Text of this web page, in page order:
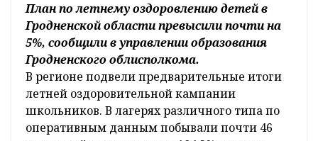
План по летнему оздоровлению детей в
Гродненской области превысили почти на
5%, сообщили в управлении образования
Гродненского облисполкома.
В регионе подвели предварительные итоги
летней оздоровительной кампании
школьников. В лагерях различного типа по
оперативным данным побывали почти 46